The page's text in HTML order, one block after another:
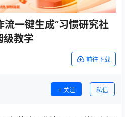
一键生成“习惯研究社
级教学
前往下载
关注 私信